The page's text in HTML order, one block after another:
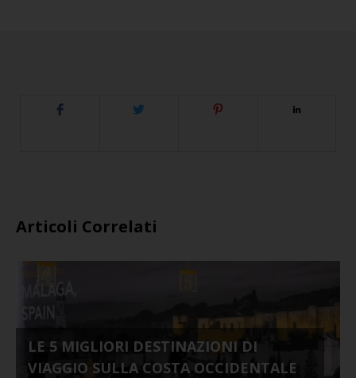
Articoli Correlati
LE 5 MIGLIORI DESTINAZIONI DI
VIAGGIO SULLA COSTA OCCIDENTALE